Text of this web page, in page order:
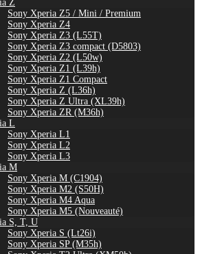
Z
Sony Xperia Z5 / Mini / Premium
Sony Xperia Z4
Sony Xperia Z3 (L55T)
Sony Xperia Z3 compact (D5803)
Sony Xperia Z2 (L50w)
Sony Xperia Z1 (L39h)
Sony Xperia Z1 Compact
Sony Xperia Z (L36h)
Sony Xperia Z Ultra (XL39h)
Sony Xperia ZR (M36h)
L
Sony Xperia L1
Sony Xperia L2
Sony Xperia L3
M
Sony Xperia M (C1904)
Sony Xperia M2 (S50H)
Sony Xperia M4 Aqua
Sony Xperia M5 (Nouveauté)
S, T, U
Sony Xperia S (Lt26i)
Sony Xperia SP (M35h)